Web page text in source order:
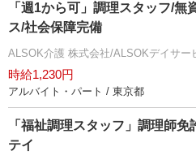
「週1から可」調理スタッフ/
ス/社会保障完備
ALSOK介護 株式会社/ALSOKデイサー
時給1,230円
アルバイト・パート / 東京都
「福祉調理スタッフ」調理師
テイ